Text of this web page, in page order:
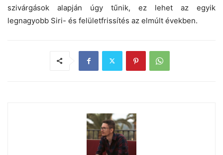
szivárgások alapján úgy tűnik, ez lehet az egyik
legnagyobb Siri- és felületfrissítés az elmúlt években.